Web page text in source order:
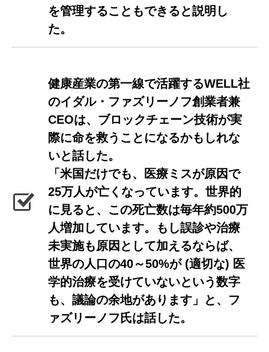
を管理することもできると説明し
た。
健康産業の第一線で活躍するWELL社
のイダル・ファズリーノフ創業者兼
CEOは、ブロックチェーン技術が実
際に命を救うことになるかもしれな
いと話した。
「米国だけでも、医療ミスが原因で
25万人が亡くなっています。世界的
に見ると、この死亡数は毎年約500万
人増加しています。もし誤診や治療
未実施も原因として加えるならば、
世界の人口の40～50%が (適切な) 医
学的治療を受けていないという数字
も、議論の余地があります」と、フ
ァズリーノフ氏は話した。